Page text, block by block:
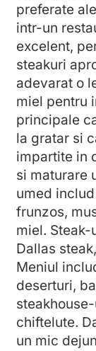
preferate
intr-un
excelent,
steakuri
adevarat o
miel pentru
principale
la gratar si
impartite in
si maturare
umed
frunzos,
miel.
Dallas
Meniul
deserturi,
chiftelute.
un mic